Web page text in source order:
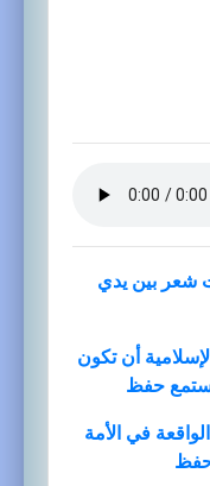
شعر بين يدي
أن تكون
حفظ
في الأمة